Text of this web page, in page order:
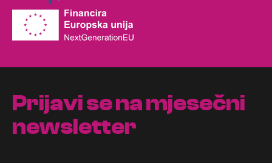
Prijavi se na mjesečni
newsletter